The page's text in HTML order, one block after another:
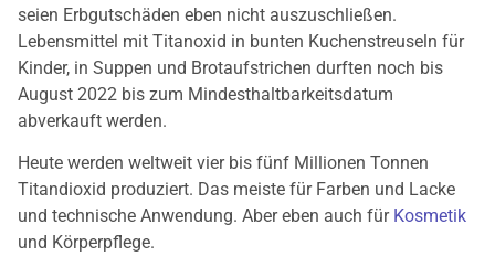
seien Erbgutschäden eben nicht auszuschließen.
Lebensmittel mit Titanoxid in bunten Kuchenstreuseln für
Kinder, in Suppen und Brotaufstrichen durften noch bis
August 2022 bis zum Mindesthaltbarkeitsdatum
abverkauft werden.
Heute werden weltweit vier bis fünf Millionen Tonnen
Titandioxid produziert. Das meiste für Farben und Lacke
und technische Anwendung. Aber eben auch für Kosmetik
und Körperpflege.